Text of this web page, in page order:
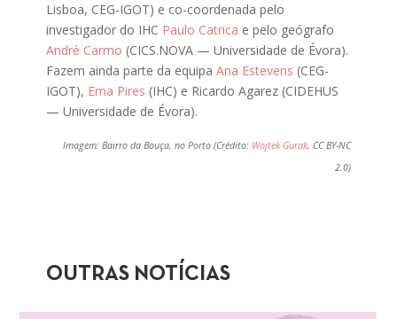
Lisboa, CEG-IGOT) e co-coordenada pelo
investigador do IHC Paulo Catrica e pelo geógrafo
André Carmo (CICS.NOVA — Universidade de Évora).
Fazem ainda parte da equipaAna Estevens (CEG-
IGOT), Ema Pires (IHC) e Ricardo Agarez (CIDEHUS
— Universidade de Évora).
Imagem: Bairro da Bouça, no Porto (Crédito: Wojtek Gurak, CC BY-NC
2.0)
OUTRAS NOTÍCIAS